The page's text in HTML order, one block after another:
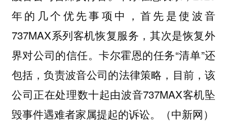
年的几个优先事项中，首先是使波音
737MAX系列客机恢复服务，其次是恢复外
界对公司的信任。卡尔霍恩的任务“清单”还
包括，负责波音公司的法律策略，目前，该
公司正在处理数十起由波音737MAX客机坠
毁事件遇难者家属提起的诉讼。（中新网）